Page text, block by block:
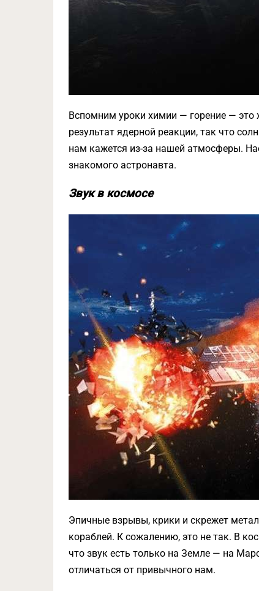
Вспомним уроки химии — горение —
результат ядерной реакции, так что
нам кажется из-за нашей атмосферы.
знакомого астронавта.
Звук в космосе
Эпичные взрывы, крики и скрежет
кораблей. К сожалению, это не так. В
что звук есть только на Земле — на
отличаться от привычного нам.